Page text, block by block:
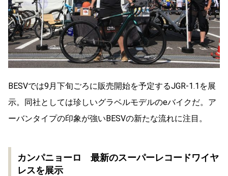
BESVでは9月下旬ごろに販売開始を予定するJGR-1.1を展
示。同社としては珍しいグラベルモデルのeバイクだ。ア
ーバンタイプの印象が強いBESVの新たな流れに注目。
カンパニョーロ 最新のスーパーレコードワイヤ
レスを展示